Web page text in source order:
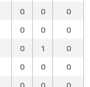
0 0
0
0 0
0
0 1
0
0 0
0